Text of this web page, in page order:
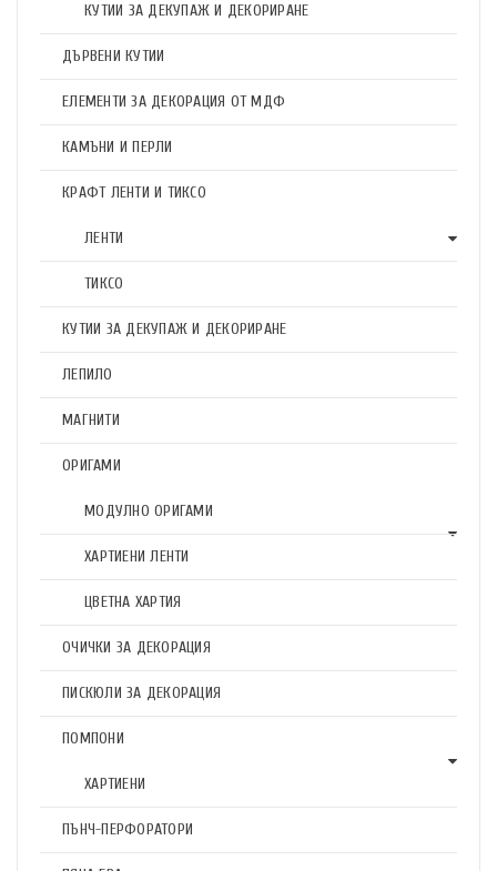
КУТИИ ЗА ДЕКУПАЖ И ДЕКОРИРАНЕ
ДЪРВЕНИ КУТИИ
ЕЛЕМЕНТИ ЗА ДЕКОРАЦИЯ ОТ МДФ
КАМЪНИ И ПЕРЛИ
КРАФТ ЛЕНТИ И ТИКСО
ЛЕНТИ
ТИКСО
КУТИИ ЗА ДЕКУПАЖ И ДЕКОРИРАНЕ
ЛЕПИЛО
МАГНИТИ
ОРИГАМИ
МОДУЛНО ОРИГАМИ
ХАРТИЕНИ ЛЕНТИ
ЦВЕТНА ХАРТИЯ
ОЧИЧКИ ЗА ДЕКОРАЦИЯ
ПИСКЮЛИ ЗА ДЕКОРАЦИЯ
ПОМПОНИ
ХАРТИЕНИ
ПЪНЧ-ПЕРФОРАТОРИ